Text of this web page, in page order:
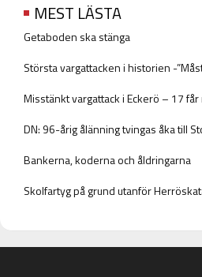
MEST LÄSTA
Getaboden ska stänga
Största vargattacken i historien -
Misstänkt vargattack i Eckerö – 17
DN: 96-årig ålänning tvingas åka till
Bankerna, koderna och åldringarna
Skolfartyg på grund utanför